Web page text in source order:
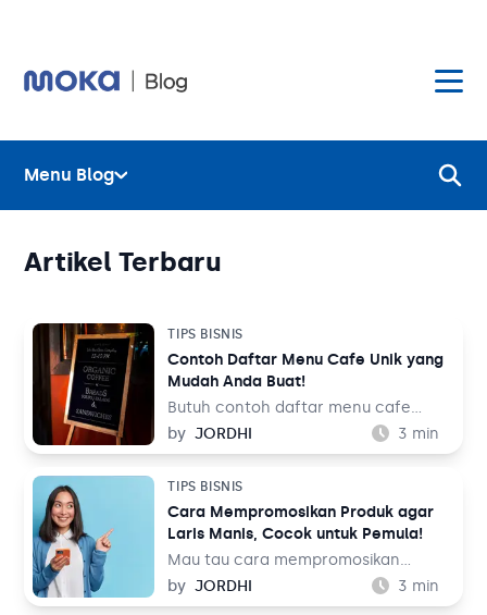
Layanan
Hardware
Hubungi Kami
Blog
Solusi Bisnis
Tambahan
Menu Blog
Layanan
Harga
Hubungi Kami
Blog
Solusi Bisnis
Artikel Terbaru
TIPS BISNIS
Contoh Daftar Menu Cafe Unik yang
Mudah Anda Buat!
Butuh contoh daftar menu cafe
unik? Selain sajian, arsitektur, dan
suasana tempat, daya tarik dari
perhatian adalah daftar menu cafe.
by JORDHI 3 min
TIPS BISNIS
Cara Mempromosikan Produk agar
Laris Manis, Cocok untuk Pemula!
Mau tau cara mempromosikan
produk agar laris manis? Berjualan
memang bukan perkara mudah.
by JORDHI 3 min